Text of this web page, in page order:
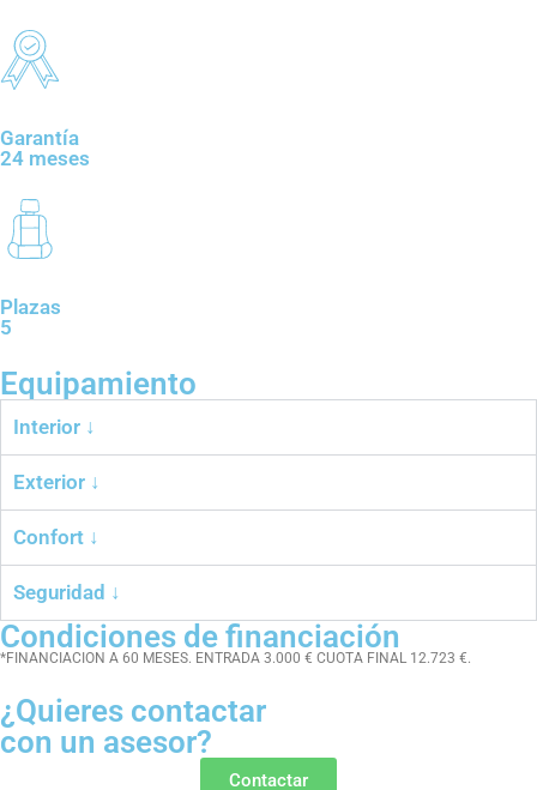
Garantía
24 meses
Plazas
5
Equipamiento
Interior ↓
Exterior ↓
Confort ↓
Seguridad ↓
Condiciones de financiación
*FINANCIACION A 60 MESES. ENTRADA 3.000 € CUOTA FINAL 12.723 €.
¿Quieres contactar
con un asesor?
Contactar